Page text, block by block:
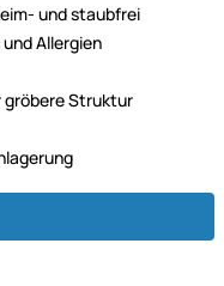
und staubfrei
Allergien
gröbere Struktur